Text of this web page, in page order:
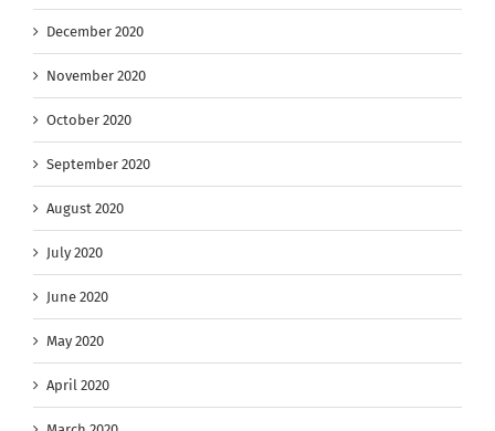
December 2020
November 2020
October 2020
September 2020
August 2020
July 2020
June 2020
May 2020
April 2020